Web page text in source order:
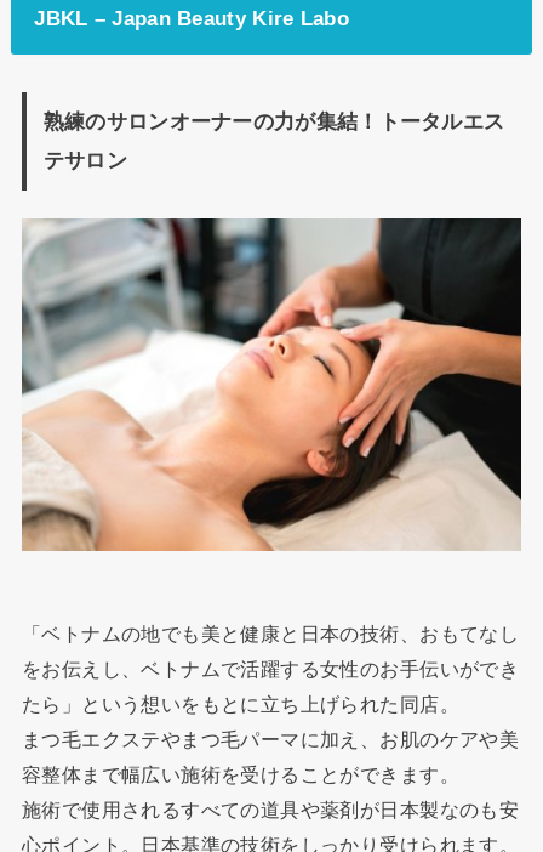
JBKL – Japan Beauty Kire Labo
熟練のサロンオーナーの力が集結！トータルエス
テサロン
「ベトナムの地でも美と健康と日本の技術、おもてなし
をお伝えし、ベトナムで活躍する女性のお手伝いができ
たら」という想いをもとに立ち上げられた同店。
まつ毛エクステやまつ毛パーマに加え、お肌のケアや美
容整体まで幅広い施術を受けることができます。
施術で使用されるすべての道具や薬剤が日本製なのも安
心ポイント。日本基準の技術をしっかり受けられます。